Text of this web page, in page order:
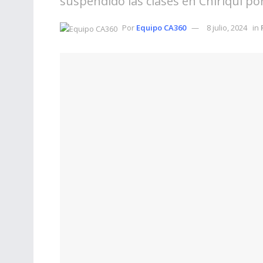
Por Equipo CA360 8 julio, 2024 in